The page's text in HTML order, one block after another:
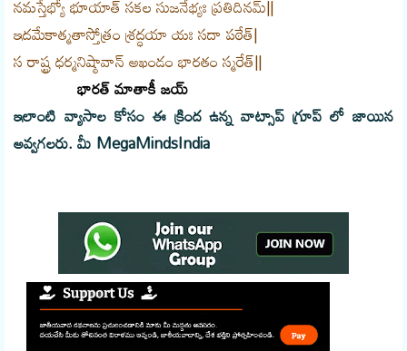
నమస్తేభ్యో భూయాత్ సకల సుజనేభ్యః ప్రతిదినమ్||
ఇదమేకాత్మతాస్తోత్రం శ్రద్ధయా యః సదా పఠేత్|
స రాష్ట్ర ధర్మనిష్ఠావాన్ అఖండం భారతం స్మరేత్||
భారత్ మాతాకీ జయ్
ఇలాంటి వ్యాసాల కోసం ఈ క్రింద ఉన్న వాట్సాప్ గ్రూప్ లో జాయిన
అవ్వగలరు.మీ MegaMindsIndia